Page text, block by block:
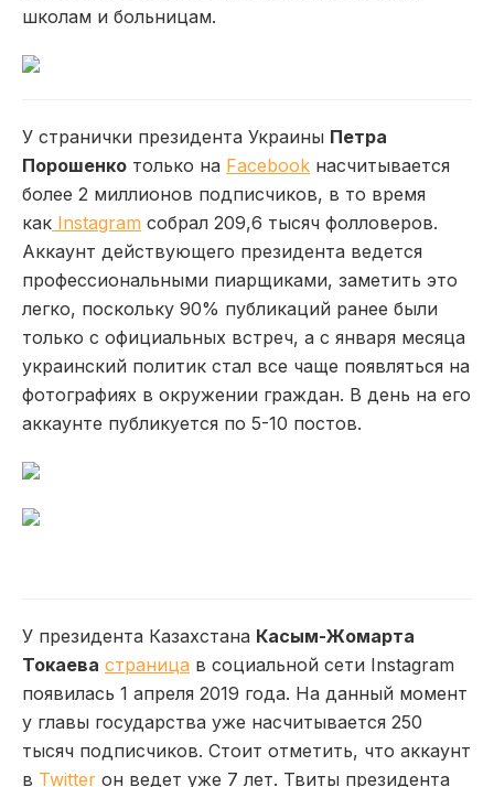
школам и больницам.
У странички президента Украины Петра
Порошенко только на Facebook насчитывается
более 2 миллионов подписчиков, в то время
как Instagram собрал 209,6 тысяч фолловеров.
Аккаунт действующего президента ведется
профессиональными пиарщиками, заметить это
легко, поскольку 90% публикаций ранее были
только с официальных встреч, а с января месяца
украинский политик стал все чаще появляться на
фотографиях в окружении граждан. В день на его
аккаунте публикуется по 5-10 постов.
У президента Казахстана Касым-Жомарта
Токаева страница в социальной сети Instagram
появилась 1 апреля 2019 года. На данный момент
у главы государства уже насчитывается 250
тысяч подписчиков. Стоит отметить, что аккаунт
в Twitter он ведет уже 7 лет. Твиты президента